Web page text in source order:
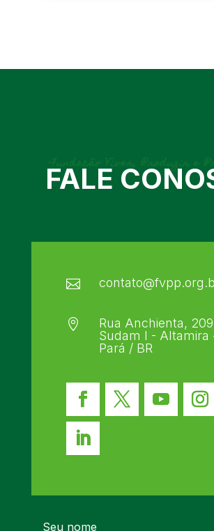
Fundação Viver, Produzir e
FALE


Rua Anchienta,
Sudam I - Altamira
Pará / BR